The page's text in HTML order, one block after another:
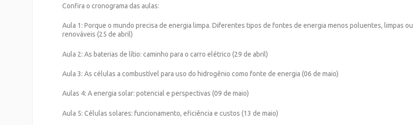
Confira o cronograma das aulas:
Aula 1: Porque o mundo precisa de energia limpa. Diferentes tipos de fontes de energia menos poluentes, limpas ou
renováveis (25 de abril)
Aula 2: As baterias de lítio: caminho para o carro elétrico (29 de abril)
Aula 3: As células a combustível para uso do hidrogênio como fonte de energia (06 de maio)
Aulas 4: A energia solar: potencial e perspectivas (09 de maio)
Aula 5: Células solares: funcionamento, eficiência e custos (13 de maio)